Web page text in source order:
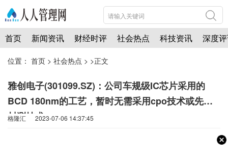
首页 新闻资讯 财经时评 社会热点 科技资讯 深度
位置： 首页 > 社会热点 > >正文
雅创电子(301099.SZ)：公司车规级IC芯片采用的
BCD 180nm的工艺，暂时无需采用cpo技术或先进
封测技术
格隆汇 2023-07-06 14:37:45